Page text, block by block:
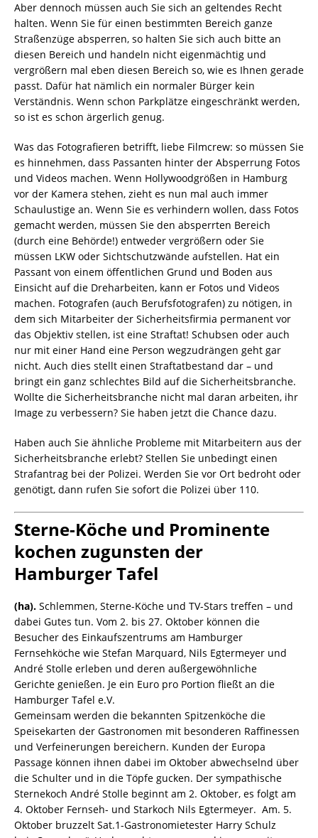
Aber dennoch müssen auch Sie sich an geltendes Recht
halten. Wenn Sie für einen bestimmten Bereich ganze
Straßenzüge absperren, so halten Sie sich auch bitte an
diesen Bereich und handeln nicht eigenmächtig und
vergrößern mal eben diesen Bereich so, wie es Ihnen gerade
passt. Dafür hat nämlich ein normaler Bürger kein
Verständnis. Wenn schon Parkplätze eingeschränkt werden,
so ist es schon ärgerlich genug.
Was das Fotografieren betrifft, liebe Filmcrew: so müssen Sie
es hinnehmen, dass Passanten hinter der Absperrung Fotos
und Videos machen. Wenn Hollywoodgrößen in Hamburg
vor der Kamera stehen, zieht es nun mal auch immer
Schaulustige an. Wenn Sie es verhindern wollen, dass Fotos
gemacht werden, müssen Sie den absperrten Bereich
(durch eine Behörde!) entweder vergrößern oder Sie
müssen LKW oder Sichtschutzwände aufstellen. Hat ein
Passant von einem öffentlichen Grund und Boden aus
Einsicht auf die Dreharbeiten, kann er Fotos und Videos
machen. Fotografen (auch Berufsfotografen) zu nötigen, in
dem sich Mitarbeiter der Sicherheitsfirmia permanent vor
das Objektiv stellen, ist eine Straftat! Schubsen oder auch
nur mit einer Hand eine Person wegzudrängen geht gar
nicht. Auch dies stellt einen Straftatbestand dar – und
bringt ein ganz schlechtes Bild auf die Sicherheitsbranche.
Wollte die Sicherheitsbranche nicht mal daran arbeiten, ihr
Image zu verbessern? Sie haben jetzt die Chance dazu.
Haben auch Sie ähnliche Probleme mit Mitarbeitern aus der
Sicherheitsbranche erlebt? Stellen Sie unbedingt einen
Strafantrag bei der Polizei. Werden Sie vor Ort bedroht oder
genötigt, dann rufen Sie sofort die Polizei über 110.
Sterne-Köche und Prominente
kochen zugunsten der
Hamburger Tafel
(ha). Schlemmen, Sterne-Köche und TV-Stars treffen – und
dabei Gutes tun. Vom 2. bis 27. Oktober können die
Besucher des Einkaufszentrums am Hamburger
Fernsehköche wie Stefan Marquard, Nils Egtermeyer und
André Stolle erleben und deren außergewöhnliche
Gerichte genießen. Je ein Euro pro Portion fließt an die
Hamburger Tafel e.V.
Gemeinsam werden die bekannten Spitzenköche die
Speisekarten der Gastronomen mit besonderen Raffinessen
und Verfeinerungen bereichern. Kunden der Europa
Passage können ihnen dabei im Oktober abwechselnd über
die Schulter und in die Töpfe gucken. Der sympathische
Sternekoch André Stolle beginnt am 2. Oktober, es folgt am
4. Oktober Fernseh- und Starkoch Nils Egtermeyer. Am. 5.
Oktober bruzzelt Sat.1-Gastronomietester Harry Schulz